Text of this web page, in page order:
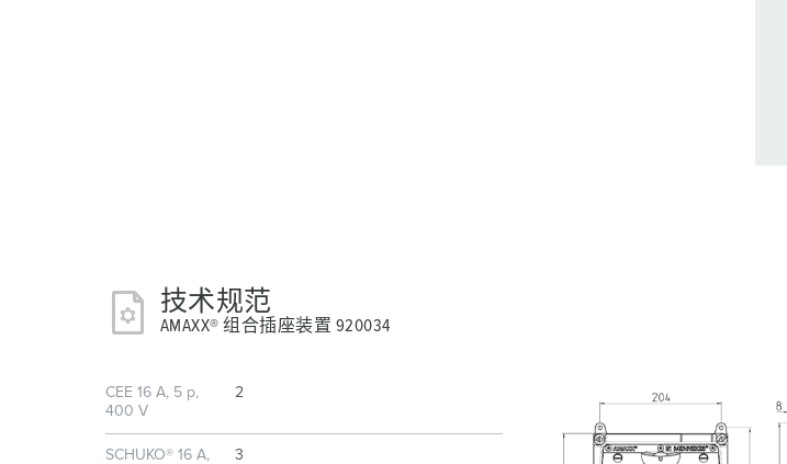
技术规范
AMAXX® 组合插座装置 920034
CEE 16 A, 5 p,
400 V
2
SCHUKO® 16 A,
3